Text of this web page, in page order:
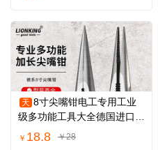
天 8寸尖嘴钳电工专用工业
级多功能工具大全德国进口工
艺6小尖嘴钳子
￥ 18.8 ￥28